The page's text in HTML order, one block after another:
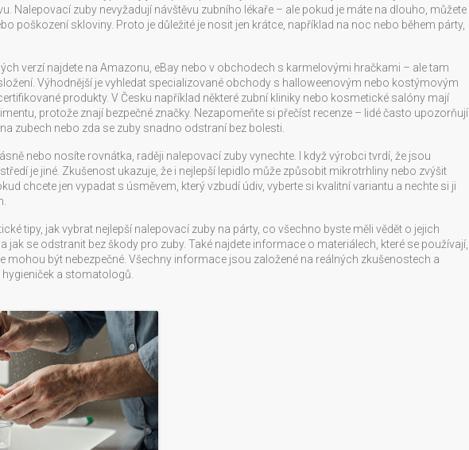
Nalepovací zuby nevyžadují návštěvu zubního lékaře – ale pokud je máte na dlouho, můžete
poškození skloviny. Proto je důležité je nosit jen krátce, například na noc nebo během párty,
verzí najdete na Amazonu, eBay nebo v obchodech s karmelovými hračkami – ale tam
Výhodnější je vyhledat specializované obchody s halloweenovým nebo kostýmovým
produkty. V Česku například některé zubní kliniky nebo kosmetické salóny mají
protože znají bezpečné značky. Nezapomeňte si přečíst recenze – lidé často upozorňují
zubech nebo zda se zuby snadno odstraní bez bolesti.
nebo nosíte rovnátka, raději nalepovací zuby vynechte. I když výrobci tvrdí, že jsou
je jiné. Zkušenost ukazuje, že i nejlepší lepidlo může způsobit mikrotrhliny nebo zvýšit
chcete jen vypadat s úsměvem, který vzbudí údiv, vyberte si kvalitní variantu a nechte si ji
tipy, jak vybrat nejlepší nalepovací zuby na párty, co všechno byste měli vědět o jejich
jak se odstranit bez škody pro zuby. Také najdete informace o materiálech, které se používají,
mohou být nebezpečné. Všechny informace jsou založené na reálných zkušenostech a
a stomatologů.